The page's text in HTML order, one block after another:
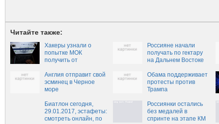
Читайте также:
Хакеры узнали о
попытке МОК
получить от
доказательства вины
россиян
Россияне начали
получать по гектару
на Дальнем Востоке
Англия отправит свой
эсминец в Черное
море
Обама поддерживает
протесты против
Трампа
Биатлон сегодня,
29.01.2017, эстафеты:
смотреть онлайн, по
Россиянки остались
без медалей в
спринте на этапе КМ